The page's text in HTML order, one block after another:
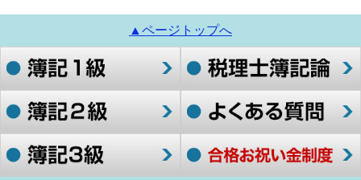
▲ページトップへ